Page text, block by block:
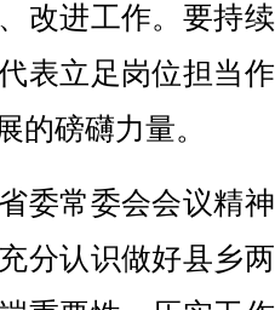
改进工作。要持
表立足岗位担当
的磅礴力量。
常委会会议精
分认识做好县乡